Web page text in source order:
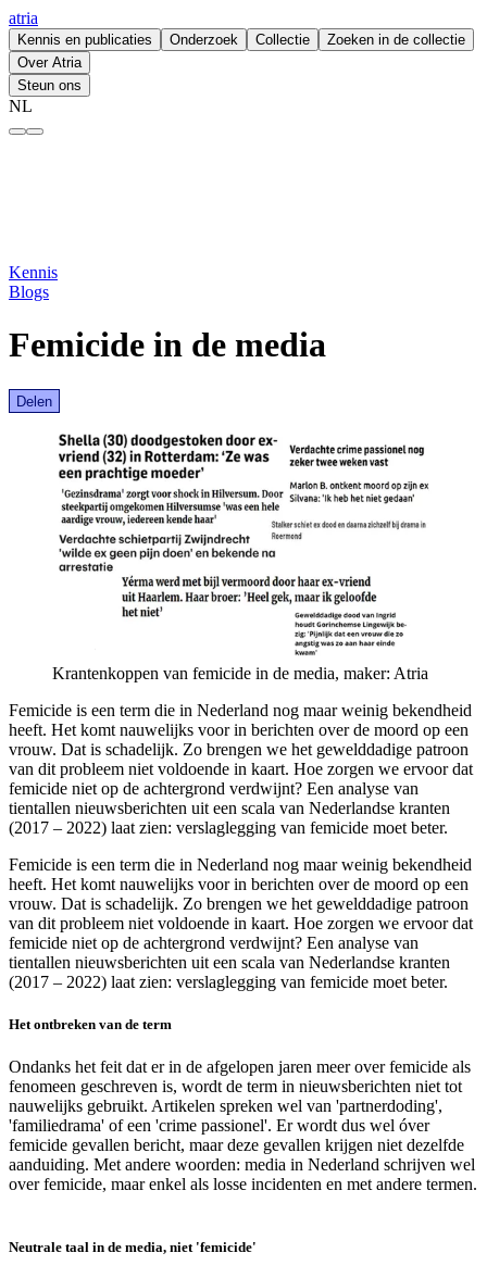
atria
Kennis en publicaties Onderzoek Collectie
Zoeken in de collectie
Over Atria
Steun ons
NL
Kennis
Blogs
Femicide in de media
Delen
Krantenkoppen van femicide in de media, maker: Atria
Femicide is een term die in Nederland nog maar weinig bekendheid
heeft. Het komt nauwelijks voor in berichten over de moord op een
vrouw. Dat is schadelijk. Zo brengen we het gewelddadige patroon
van dit probleem niet voldoende in kaart. Hoe zorgen we ervoor dat
femicide niet op de achtergrond verdwijnt? Een analyse van
tientallen nieuwsberichten uit een scala van Nederlandse kranten
(2017 – 2022) laat zien: verslaglegging van femicide moet beter.
Femicide is een term die in Nederland nog maar weinig bekendheid
heeft. Het komt nauwelijks voor in berichten over de moord op een
vrouw. Dat is schadelijk. Zo brengen we het gewelddadige patroon
van dit probleem niet voldoende in kaart. Hoe zorgen we ervoor dat
femicide niet op de achtergrond verdwijnt? Een analyse van
tientallen nieuwsberichten uit een scala van Nederlandse kranten
(2017 – 2022) laat zien: verslaglegging van femicide moet beter.
Het ontbreken van de term
Ondanks het feit dat er in de afgelopen jaren meer over femicide als
fenomeen geschreven is, wordt de term in nieuwsberichten niet tot
nauwelijks gebruikt. Artikelen spreken wel van 'partnerdoding',
'familiedrama' of een 'crime passionel'. Er wordt dus wel óver
femicide gevallen bericht, maar deze gevallen krijgen niet dezelfde
aanduiding. Met andere woorden: media in Nederland schrijven wel
over femicide, maar enkel als losse incidenten en met andere termen.
Neutrale taal in de media, niet 'femicide'